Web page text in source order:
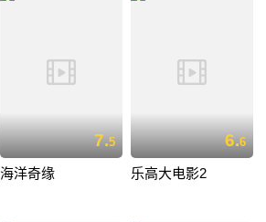
7.5
海洋奇缘
6.6
乐高大电影2